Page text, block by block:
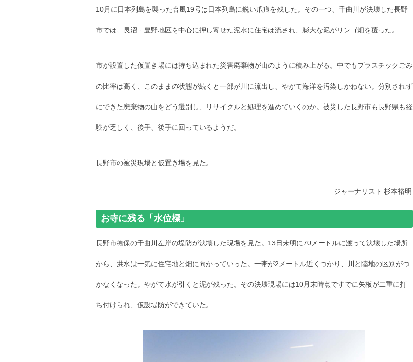
10月に日本列島を襲った台風19号は日本列島に鋭い爪痕を残した。その一つ、千曲川が決壊した長野
市では、長沼・豊野地区を中心に押し寄せた泥水に住宅は流され、膨大な泥がリンゴ畑を覆った。
市が設置した仮置き場には持ち込まれた災害廃棄物が山のように積み上がる。中でもプラスチックごみ
の比率は高く、このままの状態が続くと一部が川に流出し、やがて海洋を汚染しかねない。分別されず
にできた廃棄物の山をどう選別し、リサイクルと処理を進めていくのか。被災した長野市も長野県も経
験が乏しく、後手、後手に回っているようだ。
長野市の被災現場と仮置き場を見た。
ジャーナリスト 杉本裕明
お寺に残る「水位標」
長野市穂保の千曲川左岸の堤防が決壊した現場を見た。13日未明に70メートルに渡って決壊した場所
から、洪水は一気に住宅地と畑に向かっていった。一帯が2メートル近くつかり、川と陸地の区別がつ
かなくなった。やがて水が引くと泥が残った。その決壊現場には10月末時点ですでに矢板が二重に打
ち付けられ、仮設堤防ができていた。